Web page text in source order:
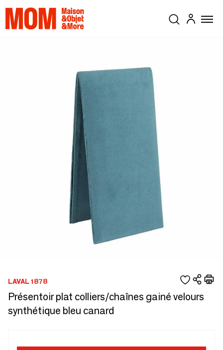
LAVAL 1878
Présentoir plat colliers/chaînes gainé velours
synthétique bleu canard